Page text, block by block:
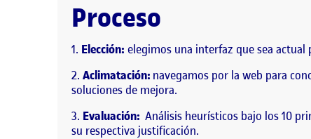
Proceso
Elección: elegimos una interfaz que sea
Aclimatación: navegamos por la web para
soluciones de mejora.
Evaluación: Análisis heurísticos bajo los 10
su respectiva justificación.